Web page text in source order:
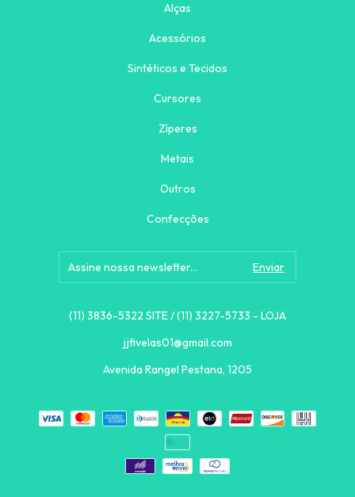
Alças
Acessórios
Sintéticos e Tecidos
Cursores
Zíperes
Metais
Outros
Confecções
(11) 3836-5322 SITE / (11) 3227-5733 - LOJA
jjfivelas01@gmail.com
Avenida Rangel Pestana, 1205